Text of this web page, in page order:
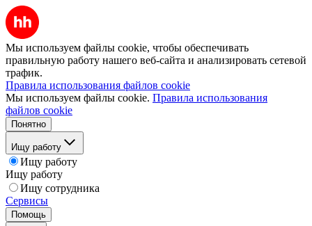
Мы используем файлы cookie, чтобы обеспечивать
правильную работу нашего веб-сайта и анализировать сетевой
трафик.
Правила использования файлов cookie
Мы используем файлы cookie. Правила использования
файлов cookie
Понятно
Ищу работу
Ищу работу
Ищу работу
Ищу сотрудника
Сервисы
Помощь